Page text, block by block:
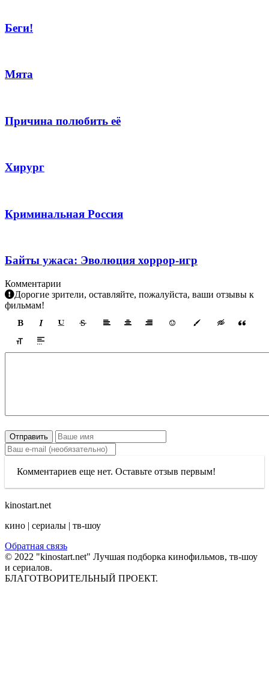
Беги!
Мята
Причина полюбить её
Хирург
Криминальная Россия
Байты ужаса: Эволюция хоррор-игр
Комментарии
Дорогие зрители, оставляйте, пожалуйста, ваши отзывы к
фильмам!
Отправить
Комментариев еще нет. Оставьте отзыв первым!
kinostart.net
кино | сериалы | тв-шоу
Обратная связь
© 2022 "kinostart.net" Лучшая подборка кинофильмов, тв-шоу
и сериалов.
БЛАГОТВОРИТЕЛЬНЫЙ ПРОЕКТ.